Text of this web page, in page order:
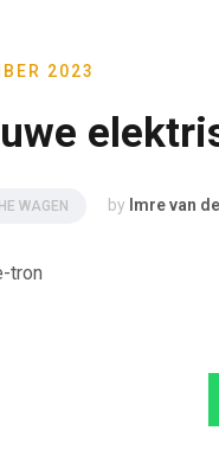
2023
WAGEN by Imre van